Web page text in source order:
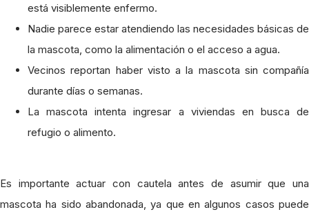
está visiblemente enfermo.
Nadie parece estar atendiendo las necesidades básicas de
la mascota, como la alimentación o el acceso a agua.
Vecinos reportan haber visto a la mascota sin compañía
durante días o semanas.
La mascota intenta ingresar a viviendas en busca de
refugio o alimento.
Es importante actuar con cautela antes de asumir que una
mascota ha sido abandonada, ya que en algunos casos puede